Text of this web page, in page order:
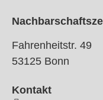
Fahrenheitstr. 49
53125 Bonn
Kontakt